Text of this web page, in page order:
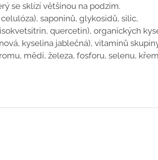
se sklízí většinou na podzim.
saponinů, glykosidů, silic,
quercetin), organických
kyselina jablečná), vitamínů
mědi, železa, fosforu, selenu,